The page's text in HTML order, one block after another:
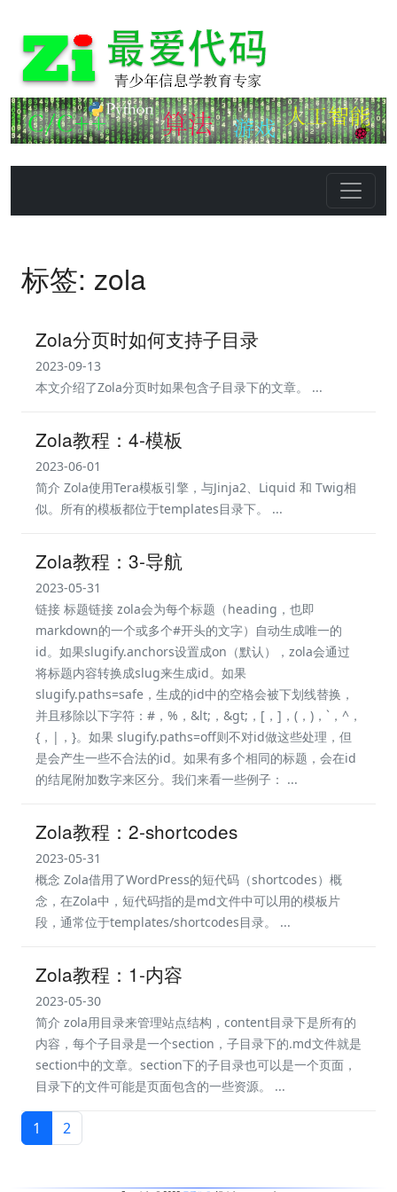
标签: zola
Zola分页时如何支持子目录
2023-09-13
本文介绍了Zola分页时如果包含子目录下的文章。 ...
Zola教程：4-模板
2023-06-01
简介 Zola使用Tera模板引擎，与Jinja2、Liquid 和 Twig相
似。所有的模板都位于templates目录下。 ...
Zola教程：3-导航
2023-05-31
链接 标题链接 zola会为每个标题（heading，也即
markdown的一个或多个#开头的文字）自动生成唯一的
id。如果slugify.anchors设置成on（默认），zola会通过
将标题内容转换成slug来生成id。如果
slugify.paths=safe，生成的id中的空格会被下划线替换，
并且移除以下字符：#，%，&lt;，&gt;，[，]，(，)，`，^，
{，|，}。如果 slugify.paths=off则不对id做这些处理，但
是会产生一些不合法的id。如果有多个相同的标题，会在id
的结尾附加数字来区分。我们来看一些例子： ...
Zola教程：2-shortcodes
2023-05-31
概念 Zola借用了WordPress的短代码（shortcodes）概
念，在Zola中，短代码指的是md文件中可以用的模板片
段，通常位于templates/shortcodes目录。 ...
Zola教程：1-内容
2023-05-30
简介 zola用目录来管理站点结构，content目录下是所有的
内容，每个子目录是一个section，子目录下的.md文件就是
section中的文章。section下的子目录也可以是一个页面，
目录下的文件可能是页面包含的一些资源。 ...
1 2